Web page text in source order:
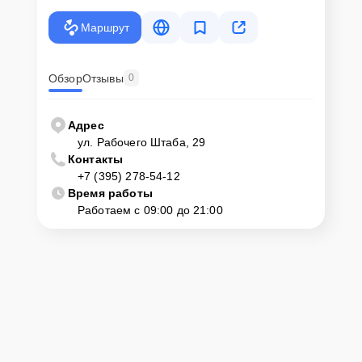
Маршрут
ОбзорОтзывы 0
Адрес
ул. Рабочего Штаба, 29
Контакты
+7 (395) 278-54-12
Время работы
Работаем с 09:00 до 21:00